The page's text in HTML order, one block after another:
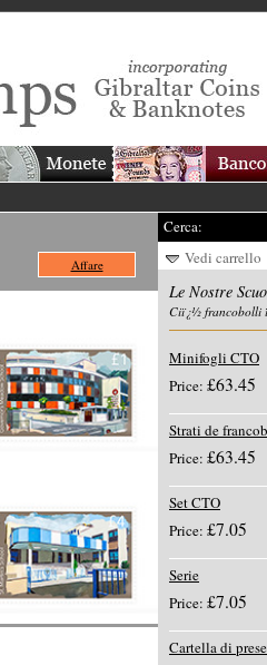
Affare
Cerca:
Vedi carrello
Le Nostre
Ciï¿½ francobolli
Minifogli CTO
Price: £63.45
Strati de
Price: £63.45
Set CTO
Price: £7.05
Serie
Price: £7.05
Cartella di